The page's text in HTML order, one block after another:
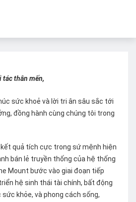
tác thân mến,
sức khoẻ và lời tri ân sâu sắc tới
đồng hành cùng chúng tôi trong
quả tích cực trong sứ mệnh hiện
bán lẻ truyền thống của hệ thống
Mount bước vào giai đoạn tiếp
hệ sinh thái tài chính, bất động
khỏe, và phong cách sống,